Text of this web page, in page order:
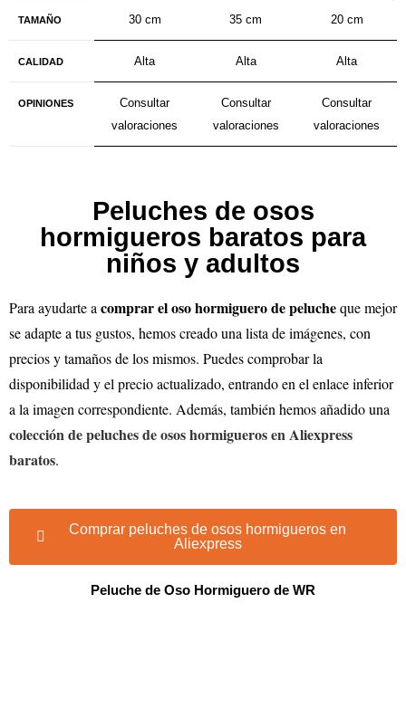
TAMAÑO 30 cm 35 cm 20 cm
CALIDAD Alta Alta Alta
OPINIONES
Consultar
valoraciones
Consultar
valoraciones
Consultar
valoraciones
Peluches de osos
hormigueros baratos para
niños y adultos
Para ayudarte a comprar el oso hormiguero de pelucheque mejor
se adapte a tus gustos, hemos creado una lista de imágenes, con
precios y tamaños de los mismos. Puedes comprobar la
disponibilidad y el precio actualizado, entrando en el enlace inferior
a la imagen correspondiente. Además, también hemos añadido una
colección de peluches de osos hormigueros en Aliexpress
baratos.
Comprar peluches de osos hormigueros en
Aliexpress
Peluche de Oso Hormiguero de WR